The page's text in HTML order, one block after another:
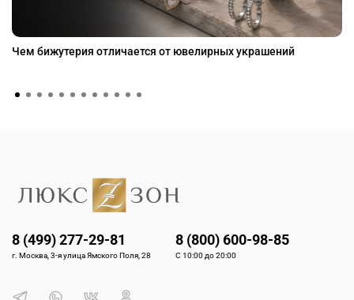
Чем бижутерия отличается от ювелирных украшений
8 (499) 277-29-81
г. Москва, 3-я улица Ямского Поля, 28
8 (800) 600-98-85
С 10:00 до 20:00